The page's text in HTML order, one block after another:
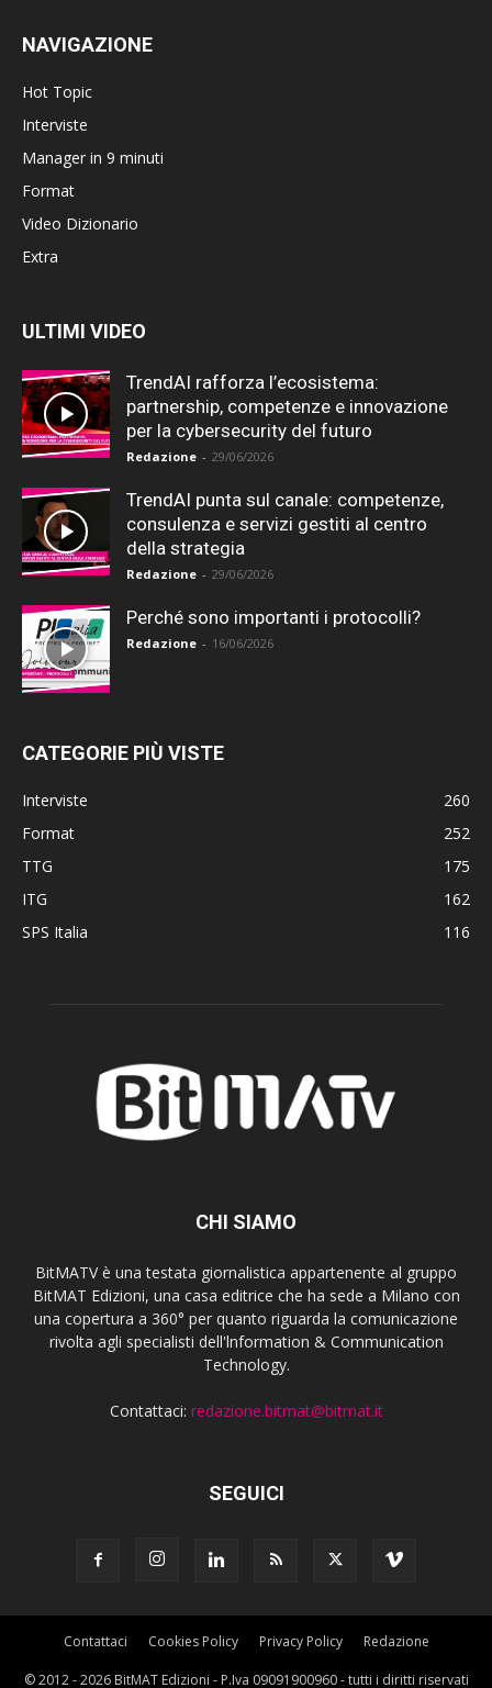
NAVIGAZIONE
Hot Topic
Interviste
Manager in 9 minuti
Format
Video Dizionario
Extra
ULTIMI VIDEO
TrendAI rafforza l’ecosistema:
partnership, competenze e innovazione
per la cybersecurity del futuro
Redazione - 29/06/2026
TrendAI punta sul canale: competenze,
consulenza e servizi gestiti al centro
della strategia
Redazione - 29/06/2026
Perché sono importanti i protocolli?
Redazione - 16/06/2026
CATEGORIE PIÙ VISTE
Interviste
260
Format
252
TTG
175
ITG
162
SPS Italia
116
CHI SIAMO
BitMATV è una testata giornalistica appartenente al gruppo
BitMAT Edizioni, una casa editrice che ha sede a Milano con
una copertura a 360° per quanto riguarda la comunicazione
rivolta agli specialisti dell'lnformation & Communication
Technology.
Contattaci: redazione.bitmat@bitmat.it
SEGUICI
Contattaci Cookies Policy Privacy Policy Redazione
© 2012 - 2026 BitMAT Edizioni - P.Iva 09091900960 - tutti i diritti riservati